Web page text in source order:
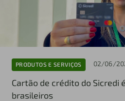
PRODUTOS E SERVIÇOS 02/06/
Cartão de crédito do Sicredi
brasileiros